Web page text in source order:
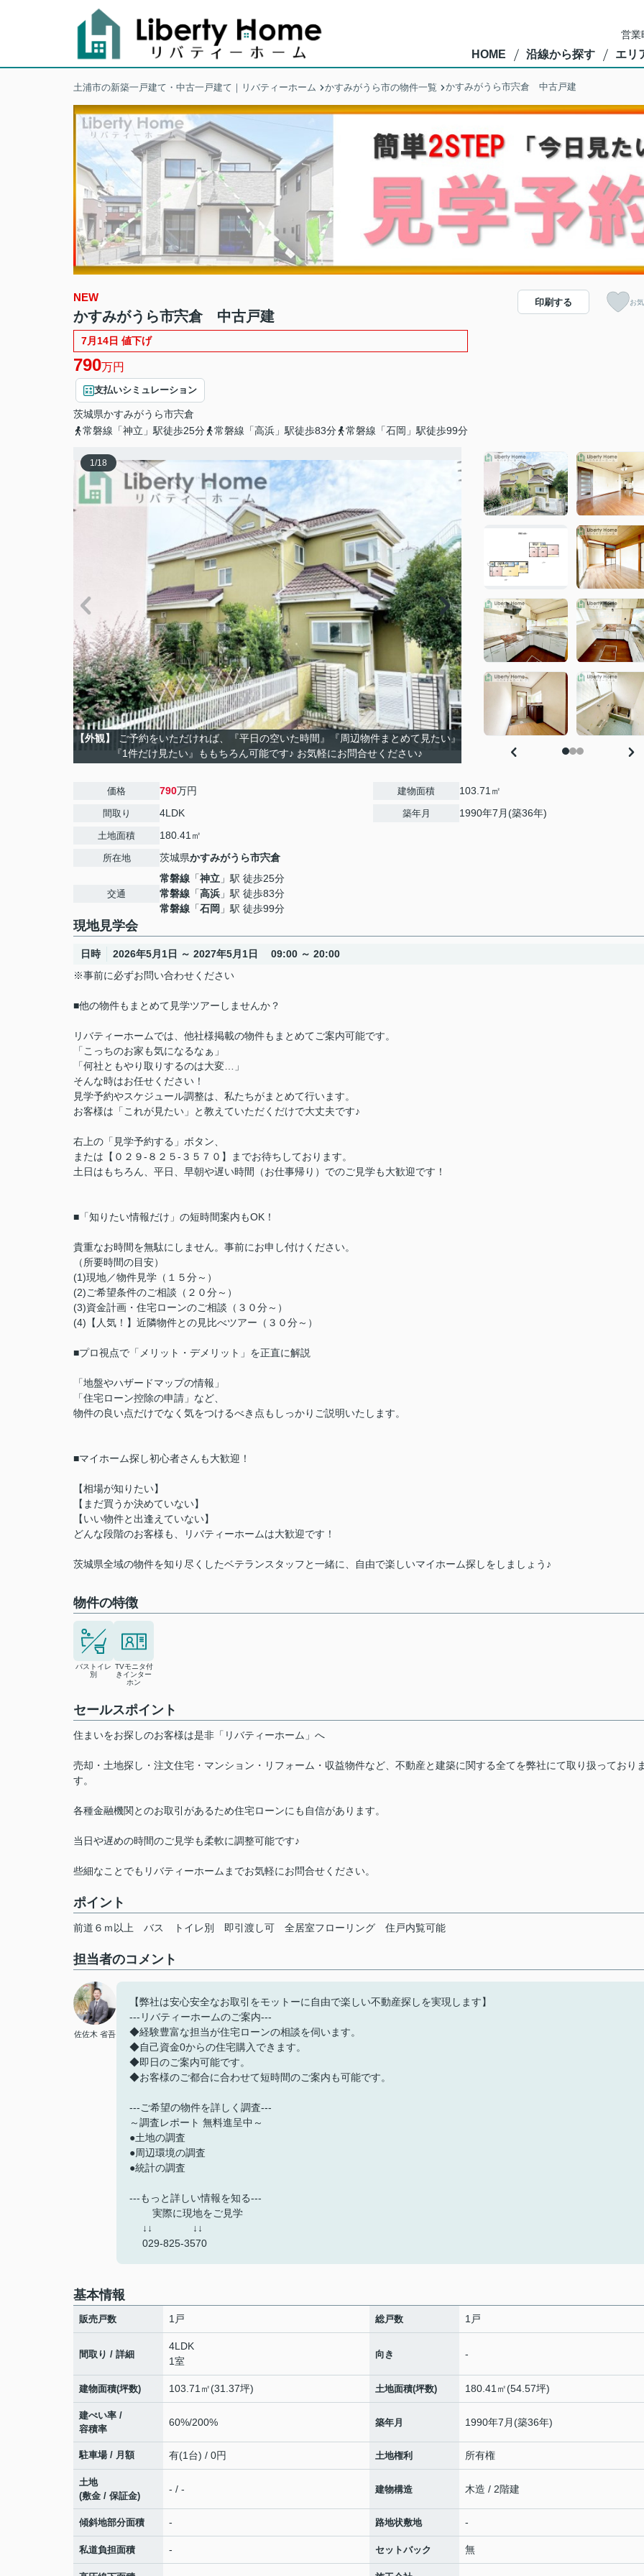
営
HOME 沿線から探す エリ
土浦市の新築一戸建て・中古一戸建て｜リバティーホーム かすみがうら市の物件一覧 かすみがうら市宍倉 中古戸建
NEW
かすみがうら市宍倉 中古戸建
7月14日 値下げ
790万円
支払いシミュレーション
茨城県かすみがうら市宍倉
常磐線「神立」駅徒歩25分
常磐線「高浜」駅徒歩83分 常磐線「石岡」駅徒歩99分
印刷する お
1/18
【外観】
ご予約をいただければ、『平日の空いた時間』『周辺物件まとめて見たい』
『1件だけ見たい』ももちろん可能です♪ お気軽にお問合せください♪
価格 790万円
間取り 4LDK
土地面積 180.41㎡
所在地 茨城県かすみがうら市宍倉
交通
常磐線 「神立 」駅 徒歩25分
常磐線 「高浜 」駅 徒歩83分
常磐線 「石岡 」駅 徒歩99分
建物面積 103.71㎡
築年月 1990年7月(築36年)
現地見学会
日時
2026年5月1日 ～ 2027年5月1日 09:00 ～ 20:00
※事前に必ずお問い合わせください
■他の物件もまとめて見学ツアーしませんか？
リバティーホームでは、他社様掲載の物件もまとめてご案内可能です。
「こっちのお家も気になるなぁ」
「何社ともやり取りするのは大変…」
そんな時はお任せください！
見学予約やスケジュール調整は、私たちがまとめて行います。
お客様は「これが見たい」と教えていただくだけで大丈夫です♪
右上の「見学予約する」ボタン、
または【０２９-８２５-３５７０】までお待ちしております。
土日はもちろん、平日、早朝や遅い時間（お仕事帰り）でのご見学も大歓迎です！
■「知りたい情報だけ」の短時間案内もOK！
貴重なお時間を無駄にしません。事前にお申し付けください。
（所要時間の目安）
(1)現地／物件見学（１５分～）
(2)ご希望条件のご相談（２０分～）
(3)資金計画・住宅ローンのご相談（３０分～）
(4)【人気！】近隣物件との見比べツアー（３０分～）
■プロ視点で「メリット・デメリット」を正直に解説
「地盤やハザードマップの情報」
「住宅ローン控除の申請」など、
物件の良い点だけでなく気をつけるべき点もしっかりご説明いたします。
■マイホーム探し初心者さんも大歓迎！
【相場が知りたい】
【まだ買うか決めていない】
【いい物件と出逢えていない】
どんな段階のお客様も、リバティーホームは大歓迎です！
茨城県全域の物件を知り尽くしたベテランスタッフと一緒に、自由で楽しいマイホーム探しをしましょう♪
物件の特徴
バストイレ
別
TVモニタ付
きインター
ホン
セールスポイント
住まいをお探しのお客様は是非「リバティーホーム」へ
売却・土地探し・注文住宅・マンション・リフォーム・収益物件など、不動産と建築に関する全てを弊社にて取り扱っており
す。
各種金融機関とのお取引があるため住宅ローンにも自信があります。
当日や遅めの時間のご見学も柔軟に調整可能です♪
些細なことでもリバティーホームまでお気軽にお問合せください。
ポイント
前道６ｍ以上 バス トイレ別 即引渡し可 全居室フローリング 住戸内覧可能
担当者のコメント
佐佐木 省吾
【弊社は安心安全なお取引をモットーに自由で楽しい不動産探しを実現します】
---リバティーホームのご案内---
◆経験豊富な担当が住宅ローンの相談を伺います。
◆自己資金0からの住宅購入できます。
◆即日のご案内可能です。
◆お客様のご都合に合わせて短時間のご案内も可能です。
---ご希望の物件を詳しく調査---
～調査レポート 無料進呈中～
●土地の調査
●周辺環境の調査
●統計の調査
---もっと詳しい情報を知る---
実際に現地をご見学
↓↓ ↓↓
029-825-3570
基本情報
販売戸数 1戸 総戸数 1戸
間取り / 詳細
4LDK
1室
向き -
建物面積(坪数) 103.71㎡(31.37坪) 土地面積(坪数) 180.41㎡(54.57坪)
建ぺい率 /
容積率
60%/200% 築年月 1990年7月(築36年)
駐車場 / 月額 有(1台) / 0円 土地権利 所有権
土地
(敷金 / 保証金)
- / - 建物構造 木造 / 2階建
傾斜地部分面積 - 路地状敷地 -
私道負担面積 - セットバック 無